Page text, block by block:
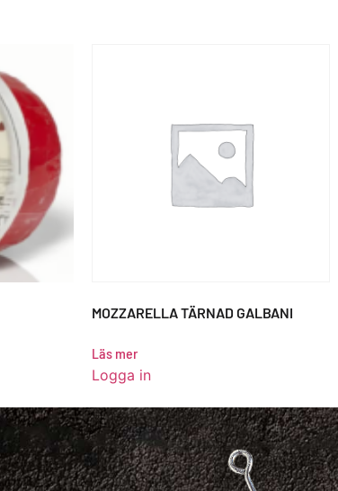
MOZZARELLA TÄRNAD GALBANI
Läs mer
Logga in